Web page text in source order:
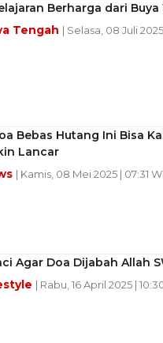
Berharga dari
Tengah | Selasa, 08 Juli
Bebas Hutang Ini Bisa
Lancar
| Kamis, 08 Mei 2025 | 07:31
Agar Doa Dijabah Allah
| Rabu, 16 April 2025 |